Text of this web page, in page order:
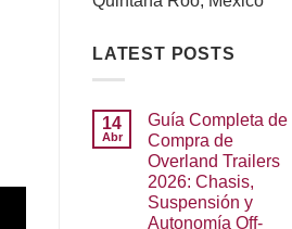
LATEST POSTS
14
Abr
Guía Completa de
Compra de
Overland Trailers
2026: Chasis,
Suspensión y
Autonomía Off-